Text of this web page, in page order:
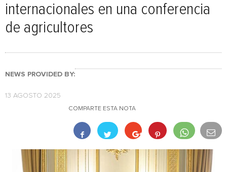
internacionales en una conferencia
de agricultores
NEWS PROVIDED BY:
13 AGOSTO 2025
COMPARTE ESTA NOTA